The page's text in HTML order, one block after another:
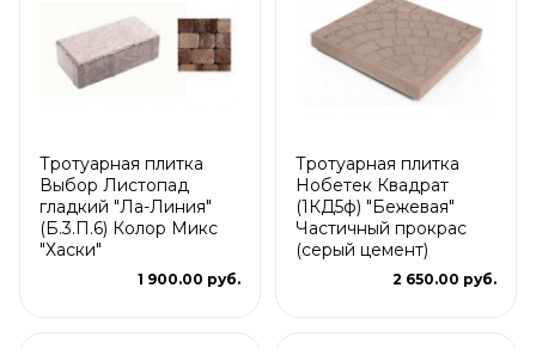
Тротуарная плитка
Выбор Листопад
гладкий "Ла-Линия"
(Б.3.П.6) Колор Микс
"Хаски"
1 900.00 руб.
Тротуарная плитка
Нобетек Квадрат
(1КД5ф) "Бежевая"
Частичный прокрас
(серый цемент)
2 650.00 руб.